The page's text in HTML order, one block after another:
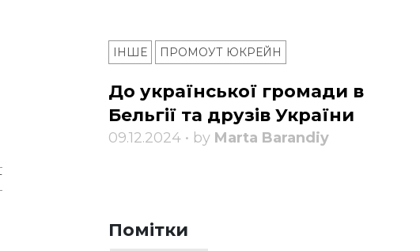
ІНШЕ ПРОМОУТ ЮКРЕЙН
До української громади в
Бельгії та друзів України
09.12.2024 • by Marta Barandiy
Помітки